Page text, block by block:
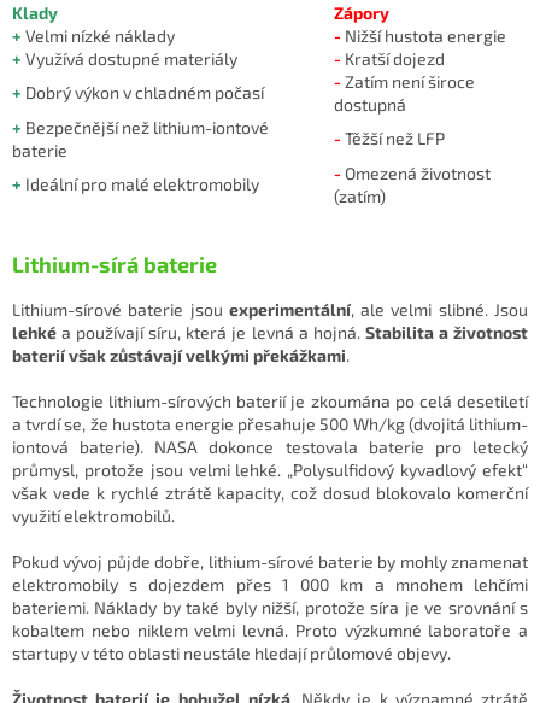
Klady
Zápory
+ Velmi nízké náklady - Nižší hustota energie
+ Využívá dostupné materiály - Kratší dojezd
+ Dobrý výkon v chladném počasí
- Zatím není široce
dostupná
+ Bezpečnější než lithium-iontové
baterie
- Těžší než LFP
+ Ideální pro malé elektromobily
- Omezená životnost
(zatím)
Lithium-sírá baterie
Lithium-sírové baterie jsou experimentální, ale velmi slibné. Jsou
lehké a používají síru, která je levná a hojná. Stabilita a životnost
baterií však zůstávají velkými překážkami.
Technologie lithium-sírových baterií je zkoumána po celá desetiletí
a tvrdí se, že hustota energie přesahuje 500 Wh/kg (dvojitá lithium-
iontová baterie). NASA dokonce testovala baterie pro letecký
průmysl, protože jsou velmi lehké. „Polysulfidový kyvadlový efekt“
však vede k rychlé ztrátě kapacity, což dosud blokovalo komerční
využití elektromobilů.
Pokud vývoj půjde dobře, lithium-sírové baterie by mohly znamenat
elektromobily s dojezdem přes 1 000 km a mnohem lehčími
bateriemi. Náklady by také byly nižší, protože síra je ve srovnání s
kobaltem nebo niklem velmi levná. Proto výzkumné laboratoře a
startupy v této oblasti neustále hledají průlomové objevy.
Životnost baterií je bohužel nízká. Někdy je k významné ztrátě